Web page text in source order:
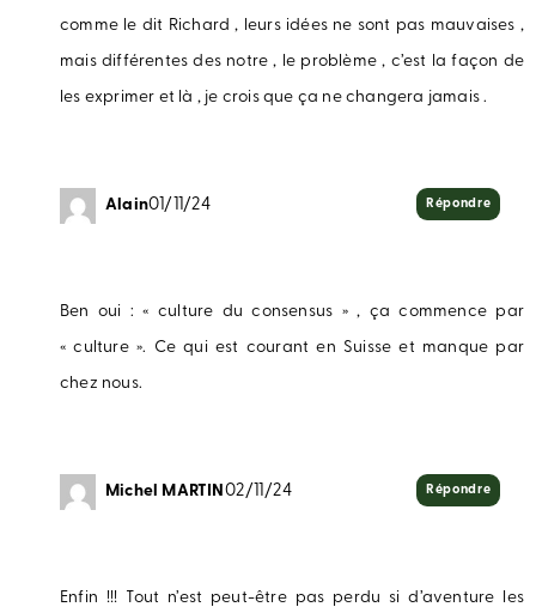
comme le dit Richard , leurs idées ne sont pas mauvaises ,
mais différentes des notre , le problème , c’est la façon de
les exprimer et là , je crois que ça ne changera jamais .
Alain01/11/24
Ben oui : « culture du consensus » , ça commence par
« culture ». Ce qui est courant en Suisse et manque par
chez nous.
Répondre
Michel MARTIN02/11/24
Enfin !!! Tout n’est peut-être pas perdu si d’aventure les
Répondre